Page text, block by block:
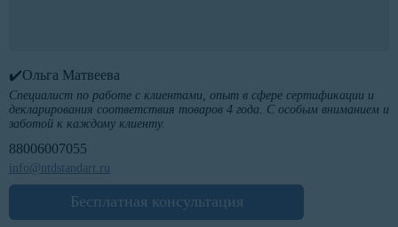
✔️Ольга Матвеева
Специалист по работе с клиентами, опыт в сфере сертификации и
декларирования соответствия товаров 4 года. С особым вниманием и
заботой к каждому клиенту.
88006007055
info@ntdstandart.ru
Бесплатная консультация